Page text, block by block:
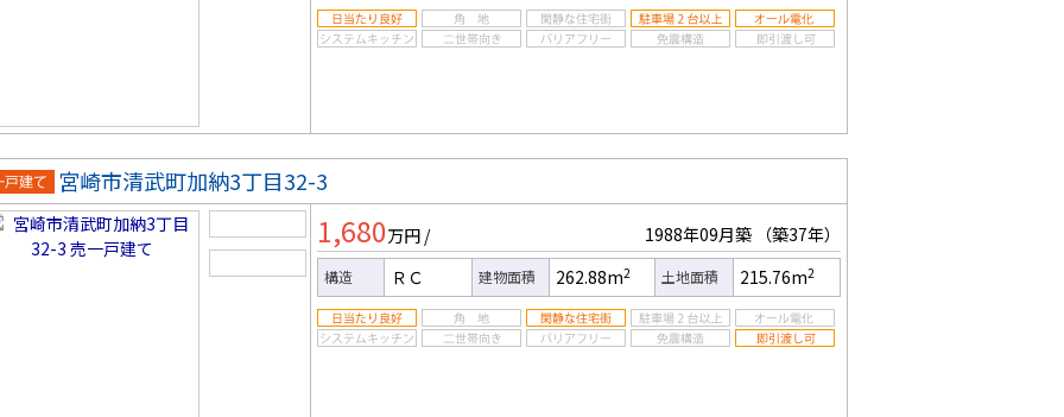
戸建
宮崎市清武町加納3丁目32-3
1,680万円 / 1988年09月築 （築37年）
構造 ＲＣ 建物面積 262.88m2 土地面積 215.76m2